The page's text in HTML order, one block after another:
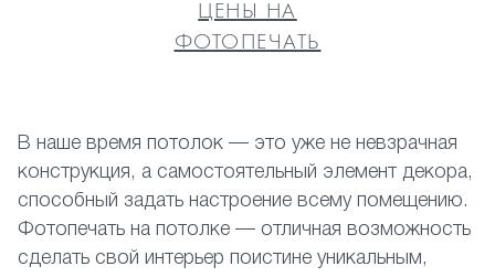
ЦЕНЫ НА
ФОТОПЕЧАТЬ
В наше время потолок — это уже не невзрачная
конструкция, а самостоятельный элемент декора,
способный задать настроение всему помещению.
Фотопечать на потолке — отличная возможность
сделать свой интерьер поистине уникальным,